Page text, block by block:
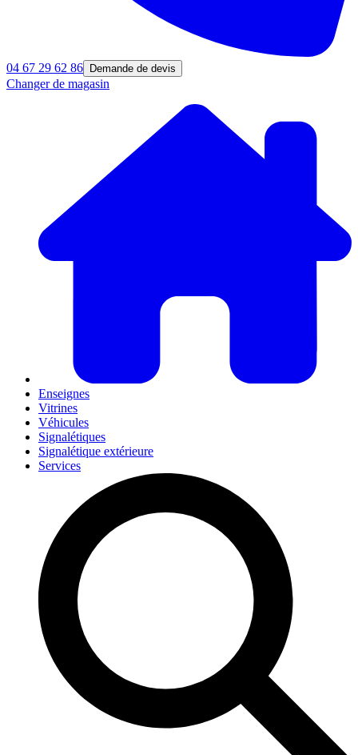
04 67 29 62 86 Demande de devis
Changer de magasin
Enseignes
Vitrines
Véhicules
Signalétiques
Signalétique extérieure
Services